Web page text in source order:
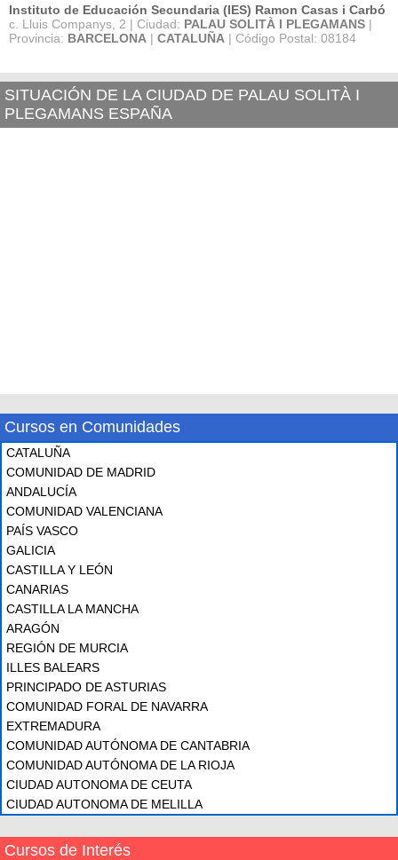
Instituto de Educación Secundaria (IES) Ramon Casas i Carbó
c. Lluis Companys, 2 | Ciudad: PALAU SOLITÀ I PLEGAMANS |
Provincia: BARCELONA | CATALUÑA | Código Postal: 08184
SITUACIÓN DE LA CIUDAD DE PALAU SOLITÀ I
PLEGAMANS ESPAÑA
Cursos en Comunidades
CATALUÑA
COMUNIDAD DE MADRID
ANDALUCÍA
COMUNIDAD VALENCIANA
PAÍS VASCO
GALICIA
CASTILLA Y LEÓN
CANARIAS
CASTILLA LA MANCHA
ARAGÓN
REGIÓN DE MURCIA
ILLES BALEARS
PRINCIPADO DE ASTURIAS
COMUNIDAD FORAL DE NAVARRA
EXTREMADURA
COMUNIDAD AUTÓNOMA DE CANTABRIA
COMUNIDAD AUTÓNOMA DE LA RIOJA
CIUDAD AUTONOMA DE CEUTA
CIUDAD AUTONOMA DE MELILLA
Cursos de Interés